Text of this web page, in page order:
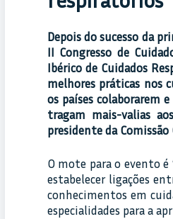
Depois do sucesso da
II Congresso de
Ibérico de Cuidados
melhores práticas nos
os países colaborarem
tragam mais-valias
presidente da
O mote para o evento é
estabelecer ligações
conhecimentos em
especialidades para a